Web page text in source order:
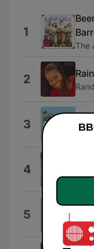
1
The
2
3
4 Syd
5 (I